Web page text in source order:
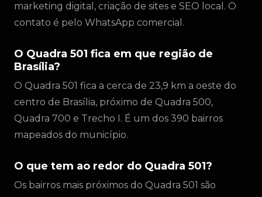
marketing digital, criação de sites e SEO local. O
contato é pelo WhatsApp comercial.
O Quadra 501 fica em que região de
Brasília?
O Quadra 501 fica a cerca de 23,9 km a oeste do
centro de Brasília, próximo de Quadra 500,
Quadra 700 e Trecho I. É um dos 390 bairros
mapeados do município.
O que tem ao redor do Quadra 501?
Os bairros mais próximos do Quadra 501 são